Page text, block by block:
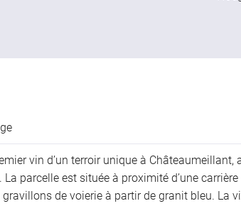
vin d’un terroir unique à Châteaumeillant,
La parcelle est située à proximité d’une carrière
gravillons de voierie à partir de granit bleu. La